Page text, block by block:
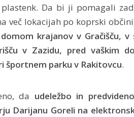
Da bi ji pomagali
več lokacijah po koprski
krajanov v Gračišču, v
v Zazidu, pred vaškim
športnem parku v Rakitovcu.
da udeležbo in
Darijanu Goreli na